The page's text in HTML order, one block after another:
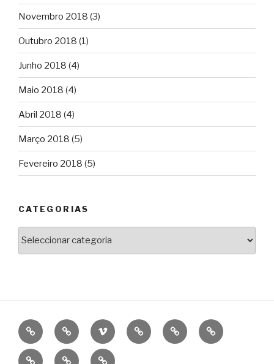
Novembro 2018 (3)
Outubro 2018 (1)
Junho 2018 (4)
Maio 2018 (4)
Abril 2018 (4)
Março 2018 (5)
Fevereiro 2018 (5)
CATEGORIAS
BIO CINEMAVIMEO WORKSHOPSFESTIVAIS
DE
CINE
OFICINANEWS CONTACT